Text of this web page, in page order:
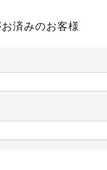
済みのお客様